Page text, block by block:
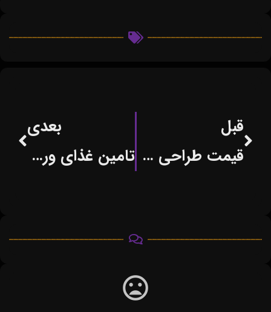
قبل
قیمت طراحی سایت برای کسب و کارهای اینترنتی
بعدی
تامین غذای ورزشکاران المپیک به سبک فرانسوی